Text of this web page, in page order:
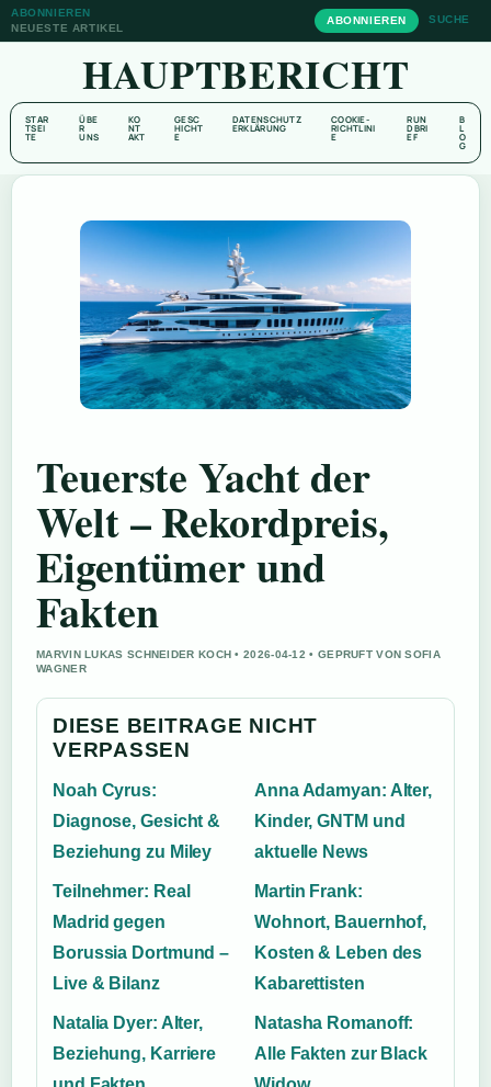
ABONNIEREN
NEUESTE ARTIKEL
ABONNIEREN SUCHE
HAUPTBERICHT
STAR
TSEI
TE
ÜBE
R
UNS
KO
NT
AKT
GESC
HICHT
E
DATENSCHUTZ
ERKLÄRUNG
COOKIE-
RICHTLINI
E
RUN
DBRI
EF
B
L
O
G
Teuerste Yacht der
Welt – Rekordpreis,
Eigentümer und
Fakten
MARVIN LUKAS SCHNEIDER KOCH • 2026-04-12 • GEPRUFT VON SOFIA
WAGNER
DIESE BEITRAGE NICHT
VERPASSEN
Noah Cyrus:
Diagnose, Gesicht &
Beziehung zu Miley
Anna Adamyan: Alter,
Kinder, GNTM und
aktuelle News
Teilnehmer: Real
Madrid gegen
Borussia Dortmund –
Live & Bilanz
Martin Frank:
Wohnort, Bauernhof,
Kosten & Leben des
Kabarettisten
Natalia Dyer: Alter,
Beziehung, Karriere
Natasha Romanoff:
Alle Fakten zur Black